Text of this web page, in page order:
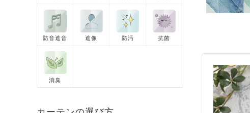
防音遮音 遮像 防汚 抗菌
消臭